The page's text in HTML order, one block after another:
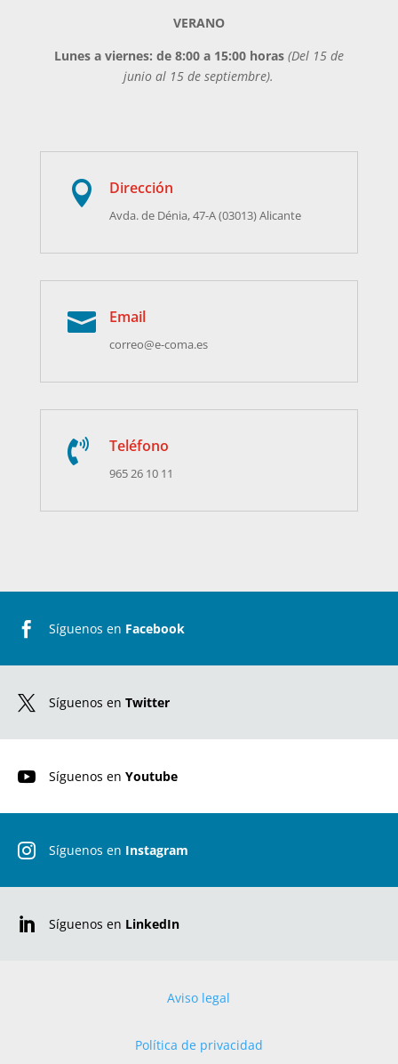
VERANO
Lunes a viernes: de 8:00 a 15:00 horas(Del 15 de
junio al 15 de septiembre).
 Dirección
Avda. de Dénia, 47-A (03013) Alicante
 Email
correo@e-coma.es
 Teléfono
965 26 10 11
 Síguenos en Facebook
 Síguenos en Twitter
 Síguenos en Youtube
 Síguenos en Instagram
 Síguenos en LinkedIn
Aviso legal
Política de privacidad